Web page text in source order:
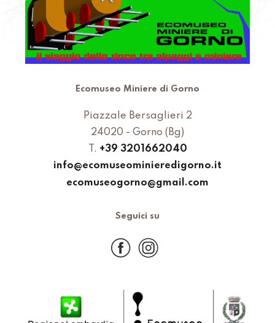
Ecomuseo Miniere di Gorno
Piazzale Bersaglieri 2
24020 - Gorno (Bg)
T. +39 3201662040
info@ecomuseominieredigorno.it
ecomuseogorno@gmail.com
Seguici su